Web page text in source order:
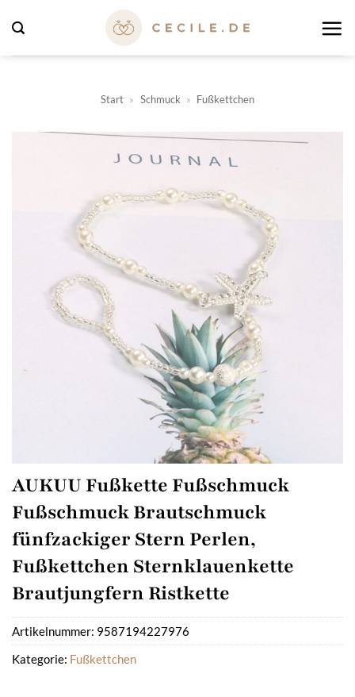
Inhalt
springen
Start » Schmuck » Fußkettchen
AUKUU Fußkette Fußschmuck
Fußschmuck Brautschmuck
fünfzackiger Stern Perlen,
Fußkettchen Sternklauenkette
Brautjungfern Ristkette
Artikelnummer: 9587194227976
Kategorie: Fußkettchen